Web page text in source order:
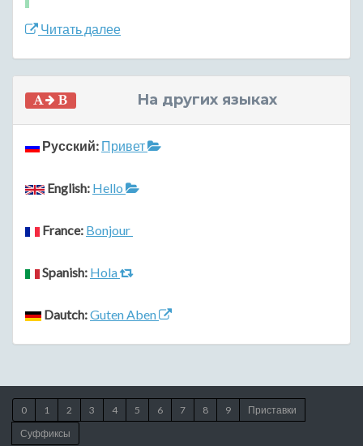
Читать далее
На других языках
Русский: Привет
English: Hello
France: Bonjour
Spanish: Hola
Dautch:Guten Aben
0 1 2 3 4 5 6 7 8 9
Приставки
Суффиксы